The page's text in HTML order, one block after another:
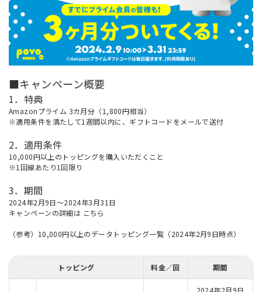
■キャンペーン概要
1．特典
Amazonプライム 3カ月分（1,800円相当）
※適用条件を満たして1週間以内に、ギフトコードをメールで送付
2．適用条件
10,000円以上のトッピングを購入いただくこと
※1回線あたり1回限り
3．期間
2024年2月9日～2024年3月31日
キャンペーンの詳細は こちら
（参考）10,000円以上のデータトッピング一覧（2024年2月9日時点）
トッピング 料金／回 期間